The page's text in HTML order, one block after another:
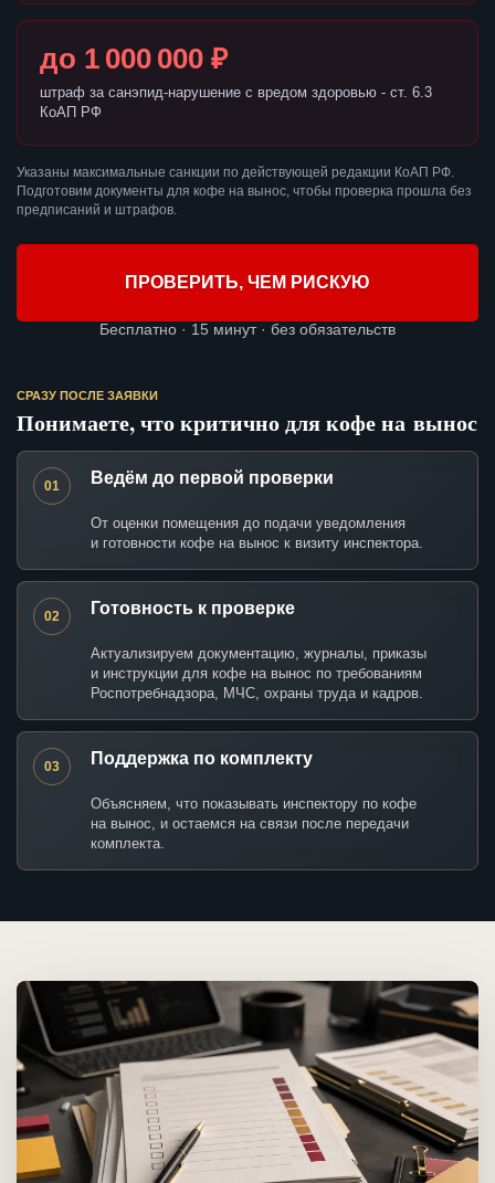
до 1 000 000 ₽
штраф за санэпид-нарушение с вредом здоровью - ст. 6.3
КоАП РФ
Указаны максимальные санкции по действующей редакции КоАП РФ.
Подготовим документы для кофе на вынос, чтобы проверка прошла без
предписаний и штрафов.
ПРОВЕРИТЬ, ЧЕМ РИСКУЮ
Бесплатно · 15 минут · без обязательств
СРАЗУ ПОСЛЕ ЗАЯВКИ
Понимаете, что критично для кофе на вынос
01 Ведём до первой проверки
От оценки помещения до подачи уведомления
и готовности кофе на вынос к визиту инспектора.
02 Готовность к проверке
Актуализируем документацию, журналы, приказы
и инструкции для кофе на вынос по требованиям
Роспотребнадзора, МЧС, охраны труда и кадров.
03 Поддержка по комплекту
Объясняем, что показывать инспектору по кофе
на вынос, и остаемся на связи после передачи
комплекта.